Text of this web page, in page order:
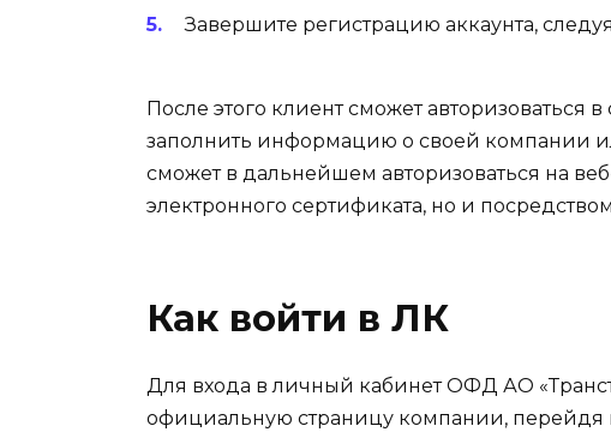
Завершите регистрацию аккаунта,
После этого клиент сможет авторизоваться
заполнить информацию о своей компании
сможет в дальнейшем авторизоваться на
электронного сертификата, но и
Как войти в ЛК
Для входа в личный кабинет ОФД АО
официальную страницу компании, перейдя